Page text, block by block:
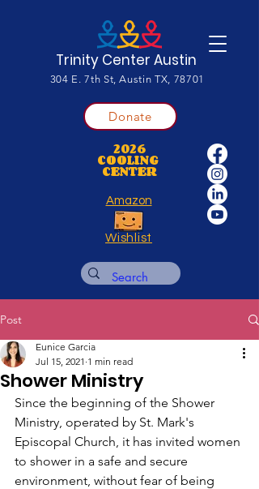
Trinity Center Austin
304 E. 7th St, Austin TX, 78701
Donate
2026
COOLING
CENTER
Amazon
Wishlist
Post
Shower Ministry
Eunice Garcia
Jul 15, 2021 1 min read
Since the beginning of the Shower
Ministry, operated by St. Mark's
Episcopal Church, it has invited women
to shower in a safe and secure
environment, without fear of being